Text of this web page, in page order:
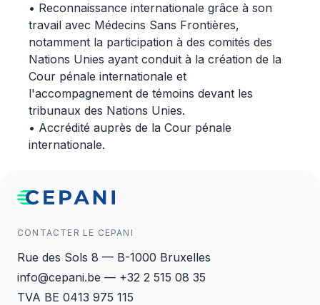
• Reconnaissance internationale grâce à son
travail avec Médecins Sans Frontières,
notamment la participation à des comités des
Nations Unies ayant conduit à la création de la
Cour pénale internationale et
l'accompagnement de témoins devant les
tribunaux des Nations Unies.
• Accrédité auprès de la Cour pénale
internationale.
CONTACTER LE CEPANI
Rue des Sols 8 — B-1000 Bruxelles
info@cepani.be — +32 2 515 08 35
TVA BE 0413 975 115